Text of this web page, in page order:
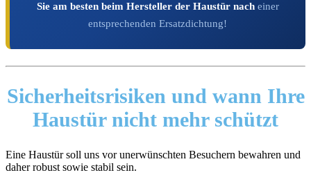
Sie am besten beim Hersteller der Haustür nacheiner
entsprechenden Ersatzdichtung!
Sicherheitsrisiken und wann Ihre
Haustür nicht mehr schützt
Eine Haustür soll uns vor unerwünschten Besuchern bewahren und
daher robust sowie stabil sein.